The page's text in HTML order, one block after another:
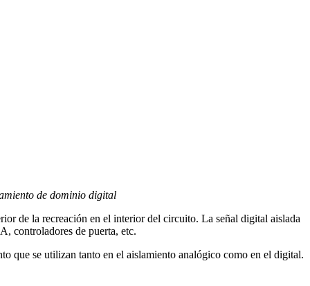
de dominio digital
de la recreación en el interior del circuito. La señal digital aislada
controladores de puerta, etc.
que se utilizan tanto en el aislamiento analógico como en el digital.